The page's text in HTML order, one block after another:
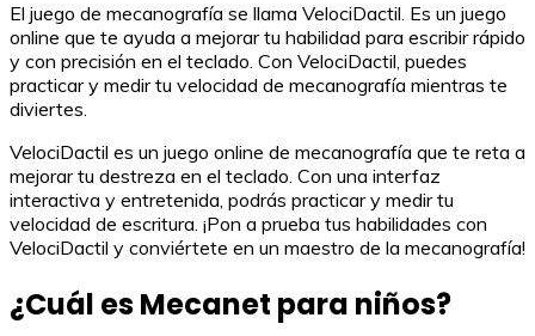
El juego de mecanografía se llama VelociDactil. Es un juego
online que te ayuda a mejorar tu habilidad para escribir rápido
y con precisión en el teclado. Con VelociDactil, puedes
practicar y medir tu velocidad de mecanografía mientras te
diviertes.
VelociDactil es un juego online de mecanografía que te reta a
mejorar tu destreza en el teclado. Con una interfaz
interactiva y entretenida, podrás practicar y medir tu
velocidad de escritura. ¡Pon a prueba tus habilidades con
VelociDactil y conviértete en un maestro de la mecanografía!
¿Cuál es Mecanet para niños?